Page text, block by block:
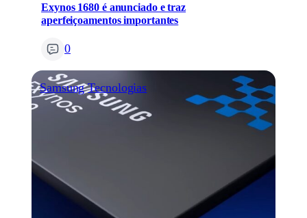
Exynos 1680 é anunciado e traz
aperfeiçoamentos importantes
0
Samsung Tecnologias